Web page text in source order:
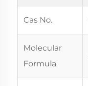
Cas No.
Molecular
Formula